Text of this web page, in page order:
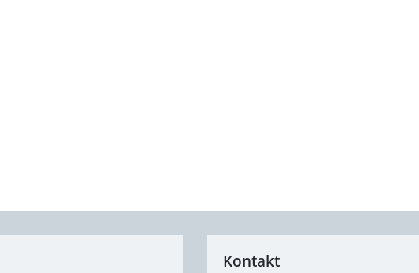
Kontakt